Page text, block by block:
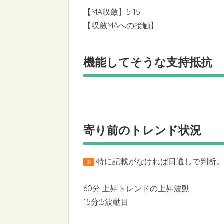
【MA収斂】5 15
【収斂MAへの接触】
機能してそうな支持抵抗
寄り前のトレンド状況
※ 特に記載がなければ日通しで判断。
60分:上昇トレンドの上昇波動
15分:5波動目